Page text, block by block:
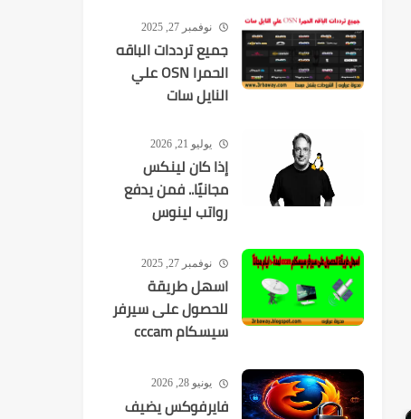
نوفمبر 27, 2025
جميع ترددات الباقه
الحمرا OSN علي
النايل سات
يوليو 21, 2026
إذا كان لينكس
مجانيًا.. فمن يدفع
رواتب لينوس
المطورين؟
نوفمبر 27, 2025
اسهل طريقة
للحصول على سيرفر
سيسكام cccam
يونيو 28, 2026
فايرفوكس يضيف